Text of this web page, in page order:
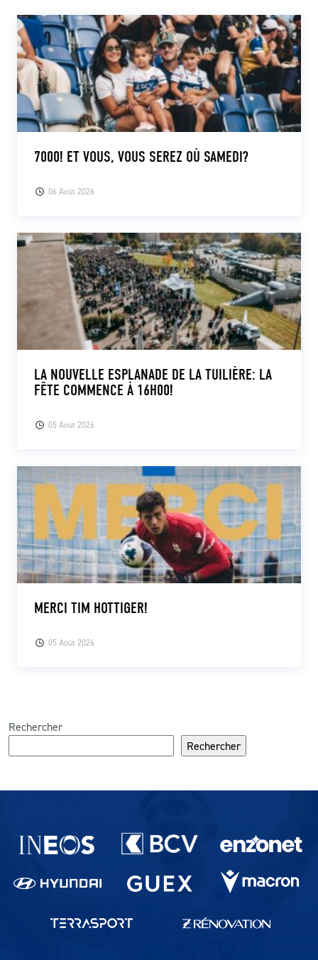
06 Août 2026
7000! ET VOUS, VOUS SEREZ OÙ SAMEDI?
05 Août 2026
LA NOUVELLE ESPLANADE DE LA TUILIÈRE: LA
FÊTE COMMENCE À 16H00!
05 Août 2026
MERCI TIM HOTTIGER!
Rechercher
Rechercher
Partenaires du lausanne-Sport